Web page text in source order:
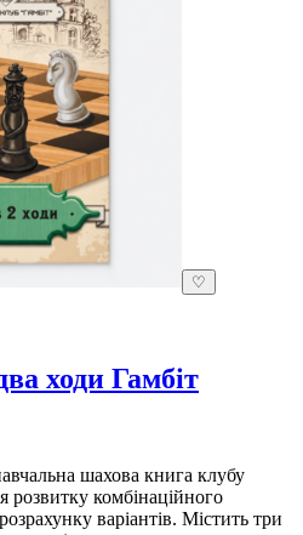
♡
ходи Гамбіт
шахова книга клубу
розвитку комбінаційного
варіантів. Містить три